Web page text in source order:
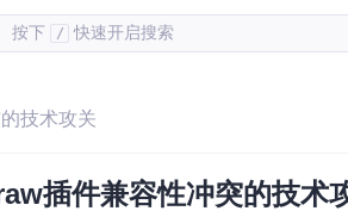
按下 / 快速开启搜索
技术攻关
插件兼容性冲突的技术